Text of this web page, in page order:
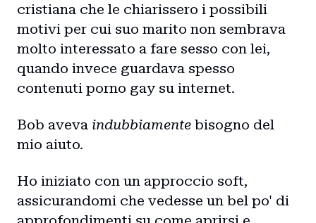
cristiana che le chiarissero i possibili
motivi per cui suo marito non sembrava
molto interessato a fare sesso con lei,
quando invece guardava spesso
contenuti porno gay su internet.
Bob aveva indubbiamente bisogno del
mio aiuto.
Ho iniziato con un approccio soft,
assicurandomi che vedesse un bel po' di